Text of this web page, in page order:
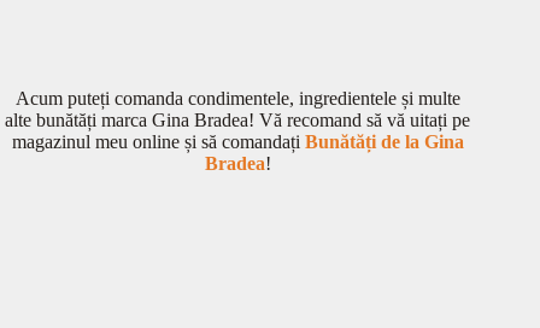
Acum puteți comanda condimentele, ingredientele și multe
alte bunătăți marca Gina Bradea! Vă recomand să vă uitați pe
magazinul meu online și să comandați Bunătăți de la Gina
Bradea!